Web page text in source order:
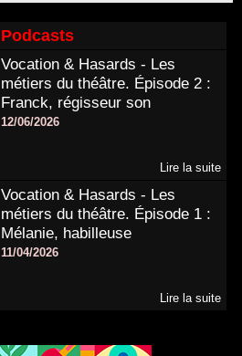
Podcasts
Vocation & Hasards - Les
métiers du théâtre. Épisode 2 :
Franck, régisseur son
12/06/2026
Lire la suite
Vocation & Hasards - Les
métiers du théâtre. Épisode 1 :
Mélanie, habilleuse
11/04/2026
Lire la suite